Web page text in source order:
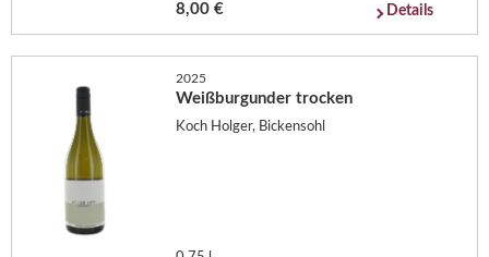
8,00 € Details
2025
Weißburgunder trocken
Koch Holger, Bickensohl